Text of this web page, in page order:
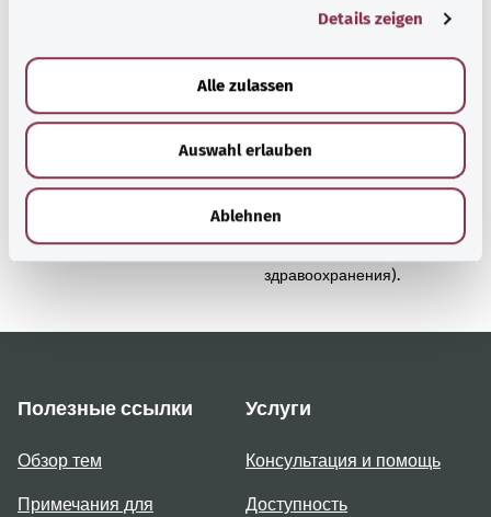
Details zeigen
Alle zulassen
Auswahl erlauben
Ablehnen
Наверх
gesund.bund.de
Сервис министерства
Gesundheit (Федеральное
министерство
здравоохранения).
Полезные ссылки
Обзор тем
Примечания для
Услуги
Консультация и помощь
Доступность